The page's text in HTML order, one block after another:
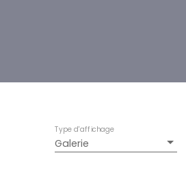
Galerie
Type d'affichage